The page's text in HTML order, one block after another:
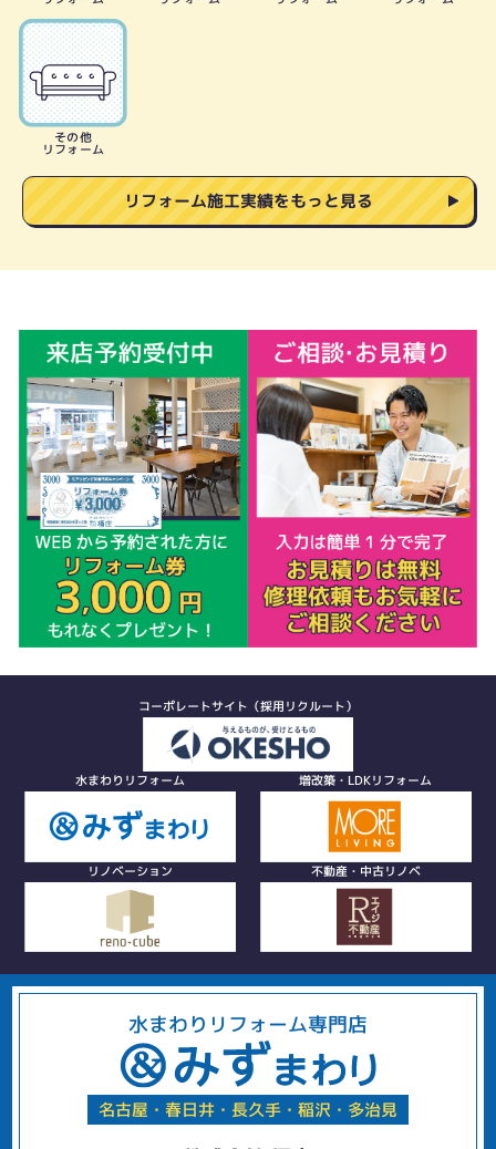
その他
リフォーム
リフォーム施工実績をもっと見る
コーポレートサイト（採用リクルート）
水まわりリフォーム 増改築・LDKリフォーム
リノベーション 不動産・中古リノベ
水まわりリフォーム専門店
名古屋・春日井・長久手・稲沢・多治見